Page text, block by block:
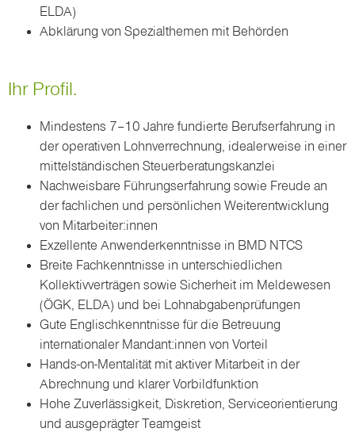
ELDA)
Abklärung von Spezialthemen mit Behörden
Ihr Profil.
Mindestens 7–10 Jahre fundierte Berufserfahrung in
der operativen Lohnverrechnung, idealerweise in einer
mittelständischen Steuerberatungskanzlei
Nachweisbare Führungserfahrung sowie Freude an
der fachlichen und persönlichen Weiterentwicklung
von Mitarbeiter:innen
Exzellente Anwenderkenntnisse in BMD NTCS
Breite Fachkenntnisse in unterschiedlichen
Kollektivverträgen sowie Sicherheit im Meldewesen
(ÖGK, ELDA) und bei Lohnabgabenprüfungen
Gute Englischkenntnisse für die Betreuung
internationaler Mandant:innen von Vorteil
Hands-on-Mentalität mit aktiver Mitarbeit in der
Abrechnung und klarer Vorbildfunktion
Hohe Zuverlässigkeit, Diskretion, Serviceorientierung
und ausgeprägter Teamgeist